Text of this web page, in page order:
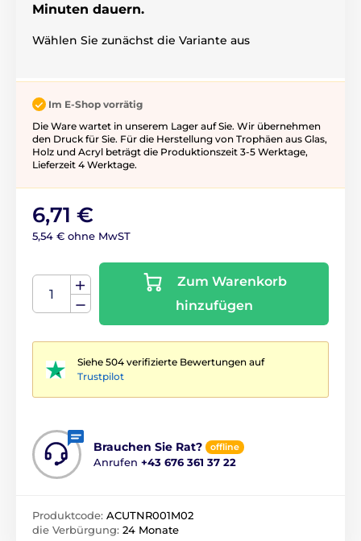
Minuten dauern.
Wählen Sie zunächst die Variante aus
Im E-Shop vorrätig
Die Ware wartet in unserem Lager auf Sie. Wir übernehmen
den Druck für Sie. Für die Herstellung von Trophäen aus Glas,
Holz und Acryl beträgt die Produktionszeit 3-5 ​​Werktage,
Lieferzeit 4 Werktage.
6,71 €
5,54 € ohne MwST
Zum Warenkorb
hinzufügen
Siehe 504 verifizierte Bewertungen auf
Trustpilot
Brauchen Sie Rat? offline
Anrufen +43 676 361 37 22
Produktcode: ACUTNR001M02
die Verbürgung: 24 Monate